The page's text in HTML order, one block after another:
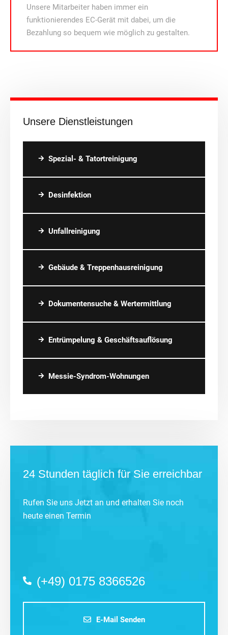
Unsere Dienstleistungen
Spezial- & Tatortreinigung
Desinfektion
Unfallreinigung
Gebäude & Treppenhausreinigung
Dokumentensuche & Wertermittlung
Entrümpelung & Geschäftsauflösung
Messie-Syndrom-Wohnungen
24 Stunden täglich für Sie erreichbar
Rufen Sie uns Jetzt an und erhalten Sie noch
heute einen Termin
(+49) 0175 8366526
E-Mail Senden
Unsere Mitarbeiter haben immer ein
funktionierendes EC-Gerät mit dabei, um die
Bezahlung so bequem wie möglich zu gestalten.